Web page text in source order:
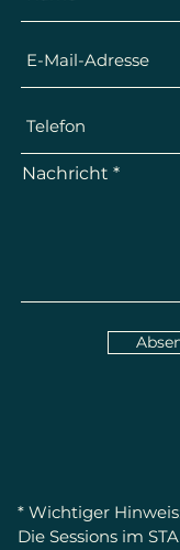
Nachricht
* Wichtiger
Die Sessions im